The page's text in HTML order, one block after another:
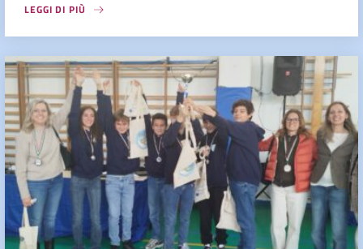
LEGGI DI PIÙ